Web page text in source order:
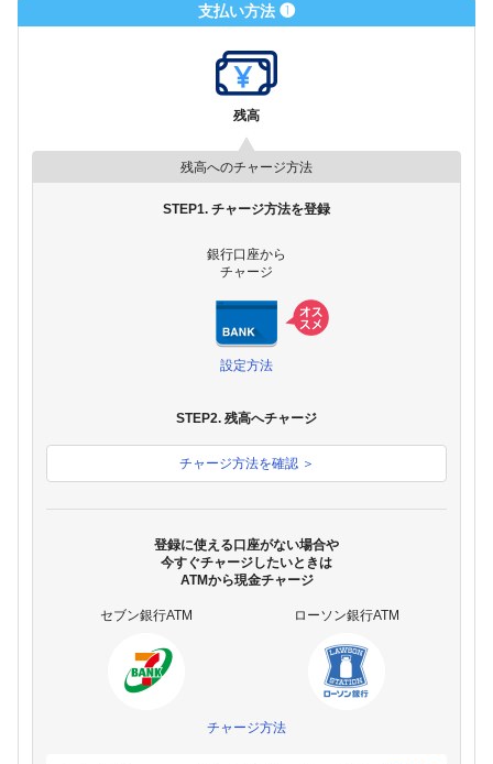
支払い方法 ❶
残高
残高へのチャージ方法
STEP1. チャージ方法を登録
銀行口座から
チャージ
設定方法
STEP2. 残高へチャージ
チャージ方法を確認 ＞
登録に使える口座がない場合や
今すぐチャージしたいときは
ATMから現金チャージ
セブン銀行ATM ローソン銀行ATM
チャージ方法